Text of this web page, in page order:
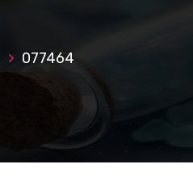
077464